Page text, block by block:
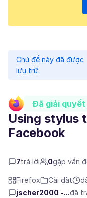
Chủ đề này đã được
lưu trữ.
Đã giải quyết
Using stylus
Facebook
7trả lời 0gặp vấn
Firefox Cài đặt
jscher2000 -...đã